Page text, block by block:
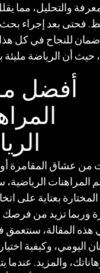
والتحليل، مما
فحتى بعد إجراء
للنجاح في كل
أفضل
من عشاق المقامرة أو
المراهنات
المختارة بعناية على
وربما تزيد من فرصك
هذه المقالة،
اليومي، وكيفية
والمزيد. عندما